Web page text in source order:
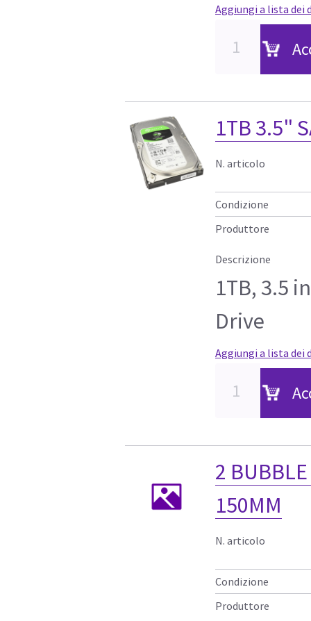
Aggiungi a lista dei
1TB 3.5"
N. articolo
Condizione
Produttore
Descrizione
1TB, 3.5
Drive
Aggiungi a lista dei
2
150MM
N. articolo
Condizione
Produttore